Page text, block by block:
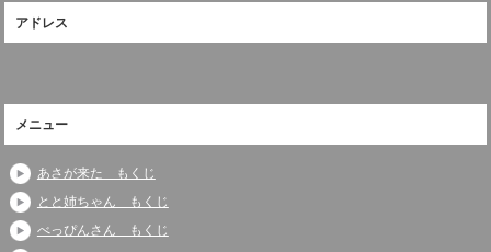
アドレス
メニュー
あさが来た もくじ
とと姉ちゃん もくじ
べっぴんさん もくじ